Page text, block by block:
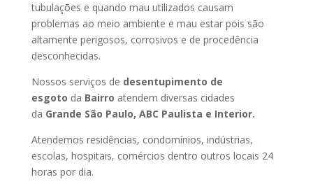
tubulações e quando mau utilizados causam
problemas ao meio ambiente e mau estar pois são
altamente perigosos, corrosivos e de procedência
desconhecidas.
Nossos serviços de desentupimento de
esgoto da Bairro atendem diversas cidades
da Grande São Paulo, ABC Paulista e Interior.
Atendemos residências, condomínios, indústrias,
escolas, hospitais, comércios dentro outros locais 24
horas por dia.